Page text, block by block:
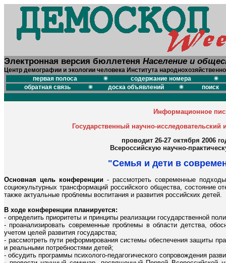
Электронная версия бюллетеня Население и
Центр демографии и экологии человека Института
первая полоса
содержание номера
обратная связь
доска объявлений поиск
Информационное
Государственный научно-исследовательский
проводит 26-27 октября 2006
Всероссийскую научно-
"Семья и дети в
Основная цель конференции - рассмотреть современные
социокультурных трансформаций российского общества, состояние
также актуальные проблемы воспитания и развития российских детей.
В ходе конференции планируется:
- определить приоритеты и принципы реализации государственной
- проанализировать современные проблемы в области детства,
учетом целей развития государства;
- рассмотреть пути реформирования системы обеспечения защиты
и реальными потребностями детей;
- обсудить программы психолого-педагогического сопровождения